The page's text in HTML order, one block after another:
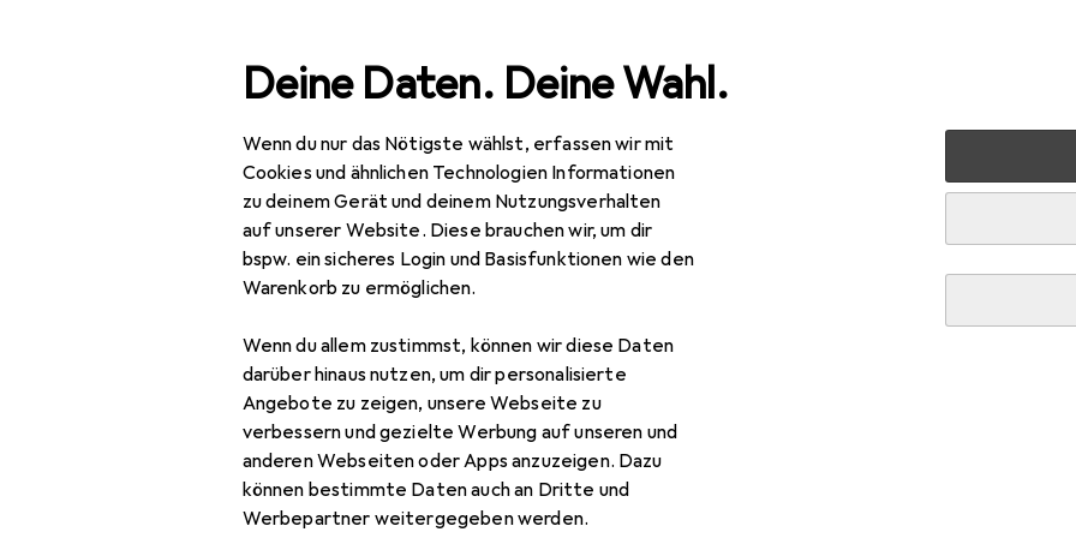
Deine Daten. Deine Wahl.
Wenn du nur das Nötigste wählst, erfassen wir mit
Cookies und ähnlichen Technologien Informationen
zu deinem Gerät und deinem Nutzungsverhalten
auf unserer Website. Diese brauchen wir, um dir
bspw. ein sicheres Login und Basisfunktionen wie den
Warenkorb zu ermöglichen.
Wenn du allem zustimmst, können wir diese Daten
darüber hinaus nutzen, um dir personalisierte
Angebote zu zeigen, unsere Webseite zu
verbessern und gezielte Werbung auf unseren und
anderen Webseiten oder Apps anzuzeigen. Dazu
können bestimmte Daten auch an Dritte und
Werbepartner weitergegeben werden.
Navigation nach Kategorien Gesamtsortiment IT + Multimedia Wearables